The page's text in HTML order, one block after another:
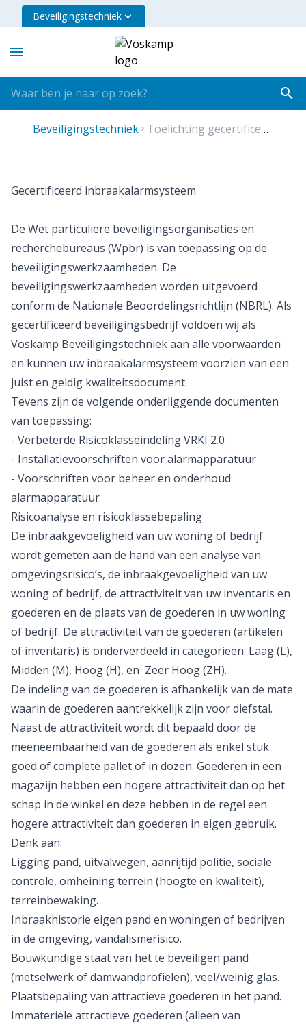
Beveiligingstechniek
beveiligingstechniek toelichting gecertificeerd inbraakalarmsysteem
Gecertificeerd inbraakalarmsysteem
De Wet particuliere beveiligingsorganisaties en
recherchebureaus (Wpbr) is van toepassing op de
beveiligingswerkzaamheden. De
beveiligingswerkzaamheden worden uitgevoerd
conform de Nationale Beoordelingsrichtlijn (NBRL). Als
gecertificeerd beveiligingsbedrijf voldoen wij als
Voskamp Beveiligingstechniek aan alle voorwaarden
en kunnen uw inbraakalarmsysteem voorzien van een
juist en geldig kwaliteitsdocument.
Tevens zijn de volgende onderliggende documenten
van toepassing:
- Verbeterde RisicoklasseindelingVRKI 2.0
- Installatievoorschriften voor alarmapparatuur
- Voorschriften voor beheer en onderhoud
alarmapparatuur
Risicoanalyse en risicoklassebepaling
De inbraakgevoeligheid van uw woning of bedrijf
wordt gemeten aan de hand van een analyse van
omgevingsrisico’s, de inbraakgevoeligheid van uw
woning of bedrijf, de attractiviteit van uw inventaris en
goederen en de plaats van de goederen in uw woning
of bedrijf. De attractiviteit van de goederen (artikelen
of inventaris) is onderverdeeld in categorieën: Laag (L),
Midden (M), Hoog (H), en Zeer Hoog (ZH).
De indeling van de goederen is afhankelijk van de mate
waarin de goederen aantrekkelijk zijn voor diefstal.
Naast de attractiviteit wordt dit bepaald door de
meeneembaarheid van de goederen als enkel stuk
goed of complete pallet of in dozen. Goederen in een
magazijn hebben een hogere attractiviteit dan op het
schap in de winkel en deze hebben in de regel een
hogere attractiviteit dan goederen in eigen gebruik.
Denk aan:
Ligging pand, uitvalwegen, aanrijtijd politie, sociale
controle, omheining terrein (hoogte en kwaliteit),
terreinbewaking.
Inbraakhistorie eigen pand en woningen of bedrijven
in de omgeving, vandalismerisico.
Bouwkundige staat van het te beveiligen pand
(metselwerk of damwandprofielen), veel/weinig glas.
Plaatsbepaling van attractieve goederen in het pand.
Immateriële attractieve goederen (alleen van